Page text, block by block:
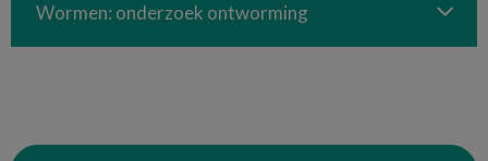
Wormen: onderzoek ontworming